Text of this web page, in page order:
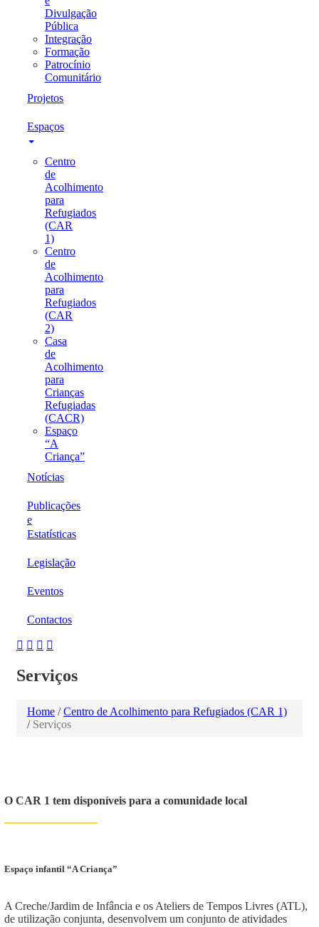
Divulgação
Pública
Integração
Formação
Patrocínio
Comunitário
Projetos
Espaços
Centro
de
Acolhimento
para
Refugiados
(CAR
1)
Centro
de
Acolhimento
para
Refugiados
(CAR
2)
Casa
de
Acolhimento
para
Crianças
Refugiadas
(CACR)
Espaço
“A
Criança”
Notícias
Publicações
e
Estatísticas
Legislação
Eventos
Contactos
Serviços
Home / Centro de Acolhimento para Refugiados (CAR 1)
/ Serviços
O CAR 1 tem disponíveis para a comunidade local
Espaço infantil “A Criança”
A Creche/Jardim de Infância e os Ateliers de Tempos Livres (ATL),
de utilização conjunta, desenvolvem um conjunto de atividades